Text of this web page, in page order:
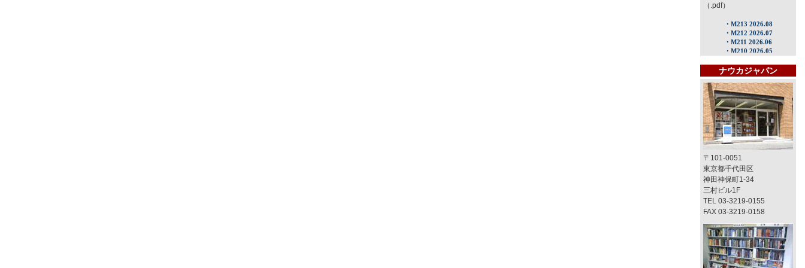
（.pdf）
ナウカジャパン
〒101-0051
東京都千代田区
神田神保町1-34
三村ビル1F
TEL 03-3219-0155
FAX 03-3219-0158